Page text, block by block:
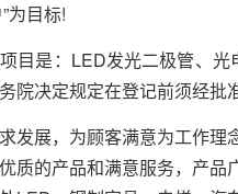
为目标!
是：LED发光二极管、光
院决定规定在登记前须经批
展，为顾客满意为工作理
质的产品和满意服务，产品